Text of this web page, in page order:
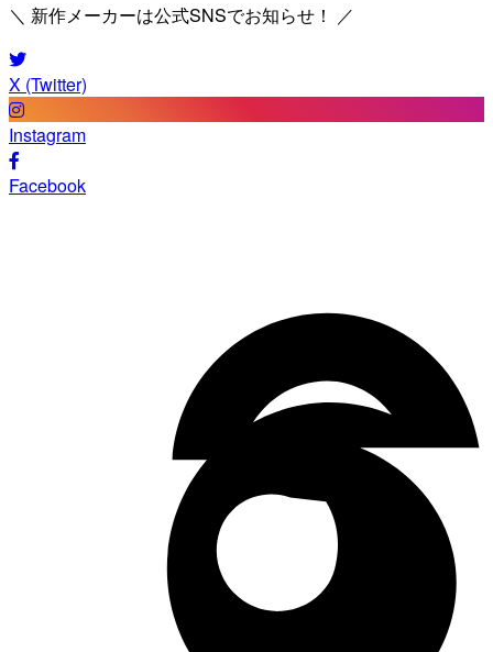
＼ 新作メーカーは公式SNSでお知らせ！ ／
X (Twitter)
Instagram
Facebook